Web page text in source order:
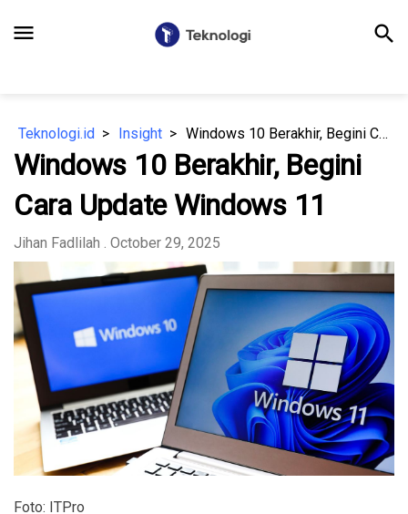
menu search
Teknologi.id Insight Windows 10 Berakhir, Begini Cara Update Windows 11
Windows 10 Berakhir, Begini
Cara Update Windows 11
Jihan Fadlilah . October 29, 2025
Foto: ITPro